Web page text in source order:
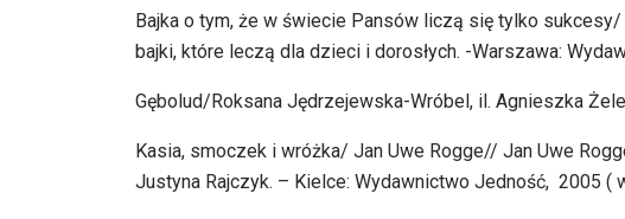
Bajka o tym, że w świecie Pansów liczą się tylko
bajki, które leczą dla dzieci i dorosłych. -Warszawa:
Gębolud/Roksana Jędrzejewska-Wróbel, il. Agnieszka
Kasia, smoczek i wróżka/ Jan Uwe Rogge// Jan Uwe
Justyna Rajczyk. – Kielce: Wydawnictwo Jedność, 2005 (